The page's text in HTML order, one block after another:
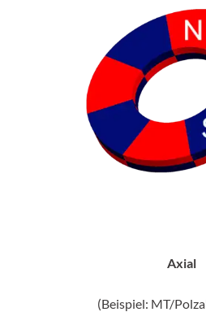
Axial
(Beispiel: MT/